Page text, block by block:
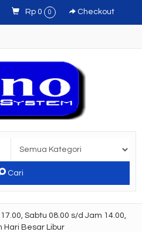
Rp 0 0 Checkout
Cari
Sabtu 08.00 s/d Jam 14.00,
Hari Besar Libur